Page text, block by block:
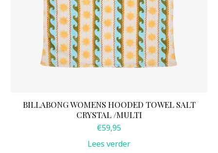
BILLABONG WOMENS HOODED TOWEL SALT
CRYSTAL /MULTI
€59,95
Lees verder